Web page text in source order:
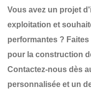
Vous avez un projet
exploitation et
performantes ?
pour la construction
Contactez-nous dès
personnalisée et un